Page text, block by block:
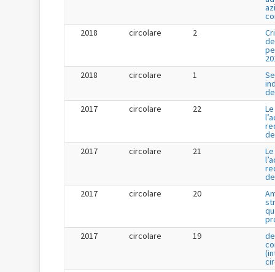
2018
circolare 2
2018
circolare 1
2017
circolare 22
2017
circolare 21
2017
circolare 20
2017
circolare 19